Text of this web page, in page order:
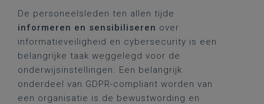
De personeelsleden ten allen tijde
informeren en sensibiliseren over
informatieveiligheid en cybersecurity is een
belangrijke taak weggelegd voor de
onderwijsinstellingen. Een belangrijk
onderdeel van GDPR-compliant worden van
een organisatie is de bewustwording en